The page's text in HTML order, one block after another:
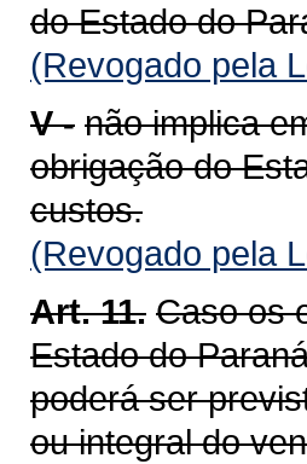
do Estado do
(Revogado pela
V - não implica
obrigação do
custos.
(Revogado pela
Art. 11. Caso os
Estado do
poderá ser
ou integral do